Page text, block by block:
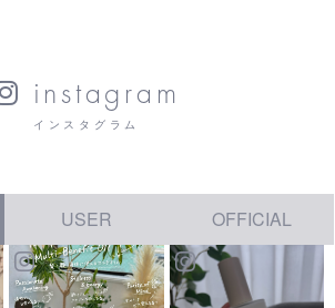
instagram
インスタグラム
USER OFFICIAL